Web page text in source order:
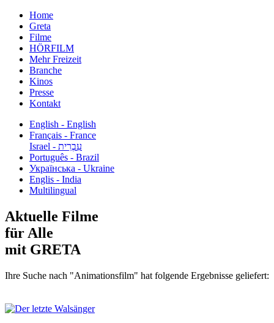
Home
Greta
Filme
HÖRFILM
Mehr Freizeit
Branche
Kinos
Presse
Kontakt
English - English
Français - France
עִבְרִית - Israel
Português - Brazil
Українська - Ukraine
Englis - India
Multilingual
Aktuelle Filme
für Alle
mit GRETA
Ihre Suche nach "Animationsfilm" hat folgende Ergebnisse geliefert: